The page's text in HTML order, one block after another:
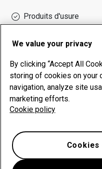
Produits d'usure
disponibilité
WILLIAM WONG
We value your privacy
By clicking “Accept All
storing of cookies on your
navigation, analyze site
marketing efforts.
Cookie policy